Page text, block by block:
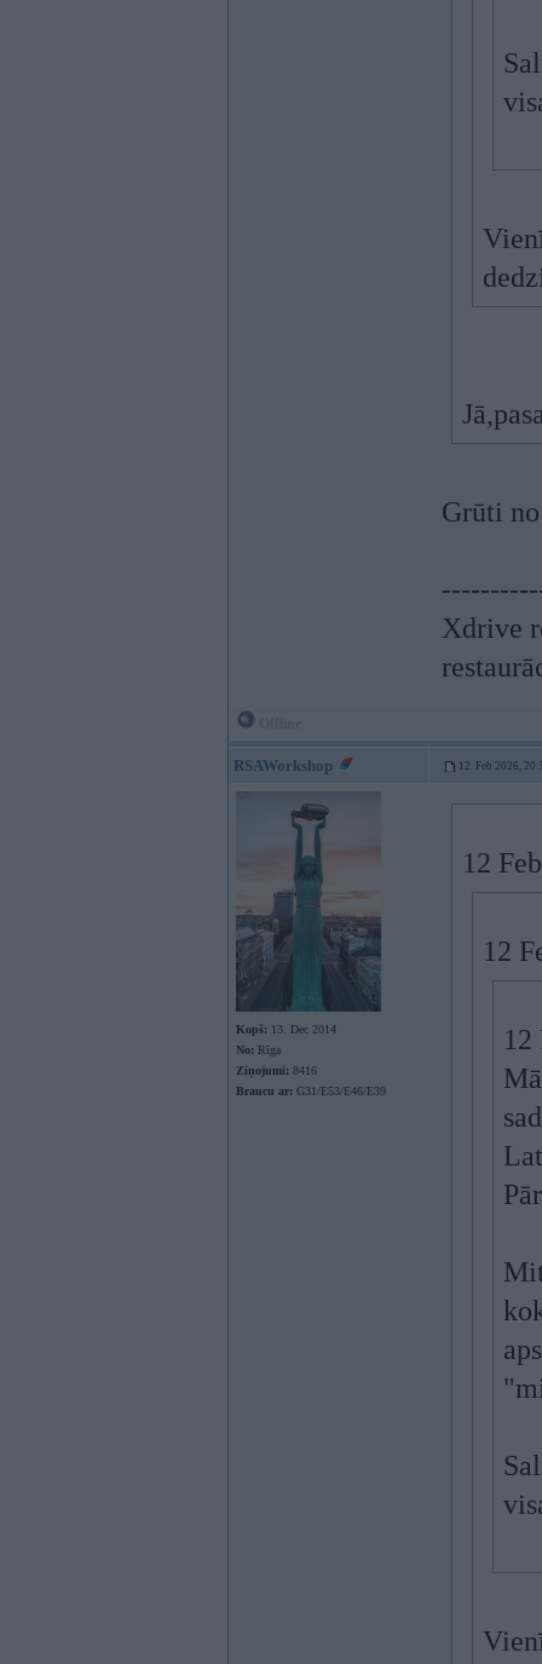
Grūti
Xdrive
RSAWorkshop 12. Feb 2026,
Kopš: 13. Dec 2014
No: Rīga
Ziņojumi: 8416
Braucu ar: G31/E53/E46/E39
12
12
12